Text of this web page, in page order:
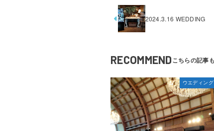
2024.3.16 WEDDING
RECOMMEND
ウエディング